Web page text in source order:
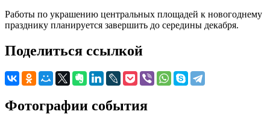
Работы по украшению центральных площадей к новогоднему
празднику планируется завершить до середины декабря.
Поделиться ссылкой
Фотографии события